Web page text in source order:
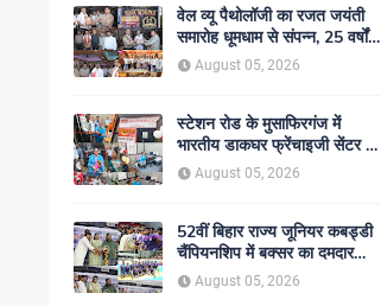
वेल व्यू पैथोलॉजी का रजत जयंती
समारोह धूमधाम से संपन्न, 25 वर्षों
की स्वास्थ्य सेवा यात्रा का हुआ
सम्मान
August 05, 2026
स्टेशन रोड के मुसाफिरगंज में
भारतीय डाकघर फ्रेंचाइजी सेंटर का
शुभारंभ, अब एक ही स्थान पर मिलेंगी
डाक विभाग की प्रमुख सेवाएं
August 05, 2026
52वीं बिहार राज्य जूनियर कबड्डी
चैंपियनशिप में बक्सर का दमदार
प्रदर्शन, लगातार दो जीत दर्ज
August 05, 2026